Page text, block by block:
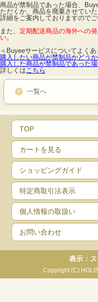
商品が禁制品であった場合、
ただくか、商品を廃棄させてい
詳細をご案内しておりますのでご
また、 定期配送商品の海外への
い。
＜Buyeeサービスについてよくあ
購入したい商品が禁制品かどう
購入した商品が禁制品であった
詳しくは こちら
一覧へ
TOP
カートを見る
ショッピングガイド
特定商取引法表示
個人情報の取扱い
お問い合わせ
表示：ス
Copyright (C)